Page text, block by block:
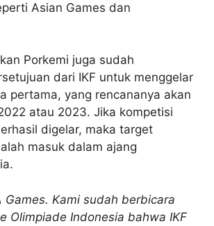
Asian Games dan
Porkemi juga sudah
dari IKF untuk menggelar
pertama, yang rencananya akan
atau 2023. Jika kompetisi
digelar, maka target
masuk dalam ajang
Games. Kami sudah berbicara
Olimpiade Indonesia bahwa IKF